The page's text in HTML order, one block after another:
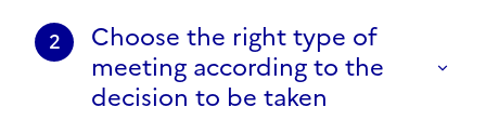
2
Choose the right type of
meeting according to the
decision to be taken